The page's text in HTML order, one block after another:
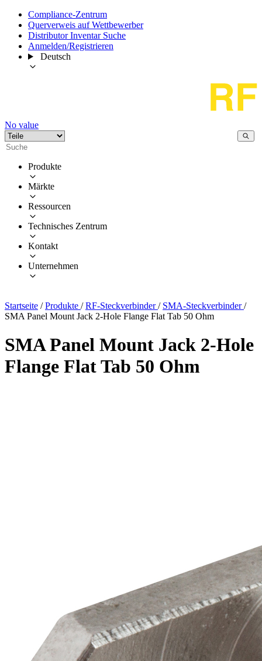
Compliance-Zentrum
Querverweis auf Wettbewerber
Distributor Inventar Suche
Anmelden/Registrieren
Deutsch
No value
Produkte
Märkte
Ressourcen
Technisches Zentrum
Kontakt
Unternehmen
Startseite / Produkte / RF-Steckverbinder/ SMA-Steckverbinder/
SMA Panel Mount Jack 2-Hole Flange Flat Tab 50 Ohm
SMA Panel Mount Jack 2-Hole
Flange Flat Tab 50 Ohm